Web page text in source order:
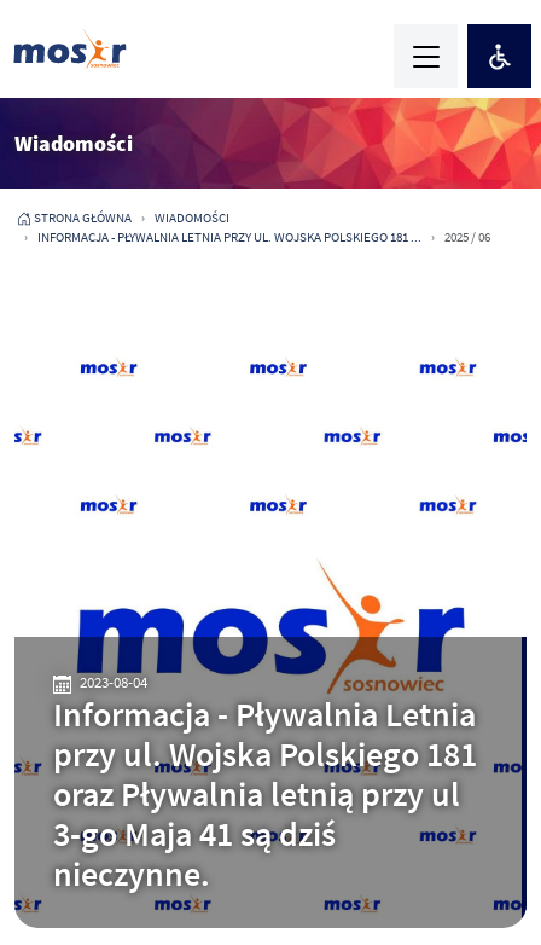
Wiadomości
STRONA GŁÓWNA
WIADOMOŚCI
INFORMACJA - PŁYWALNIA LETNIA PRZY UL. WOJSKA POLSKIEGO 181 ...
2025 / 06
2023-08-04
Informacja - Pływalnia Letnia
przy ul. Wojska Polskiego 181
oraz Pływalnia letnią przy ul
3-go Maja 41 są dziś
nieczynne.